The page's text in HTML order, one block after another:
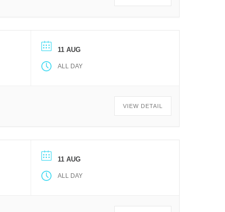
11 AUG
ALL DAY
VIEW DETAIL
11 AUG
ALL DAY